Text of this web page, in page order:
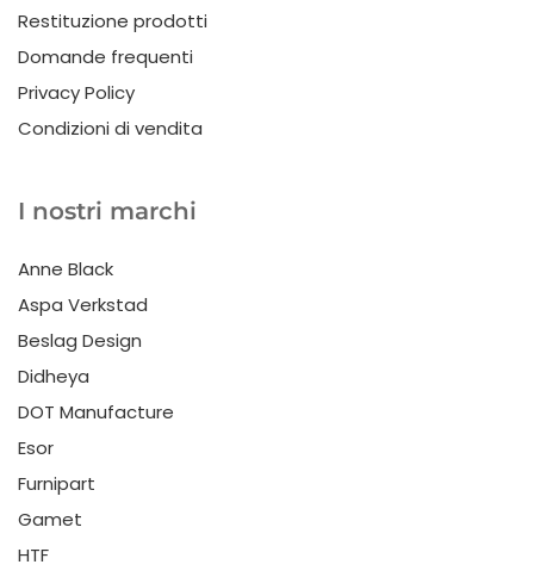
Restituzione prodotti
Domande frequenti
Privacy Policy
Condizioni di vendita
I nostri marchi
Anne Black
Aspa Verkstad
Beslag Design
Didheya
DOT Manufacture
Esor
Furnipart
Gamet
HTF